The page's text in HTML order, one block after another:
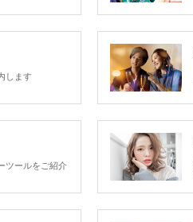
します
ツールをご紹介